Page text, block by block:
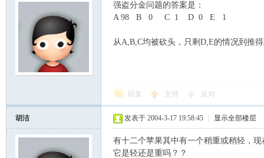
强盗分金问题的答案是：
A 98 B 0 C 1 D 0 E 1
从A,B,C均被砍头，只剩D,E的情况到推
回复 支持 反对
胡洁 发表于 2004-3-17 19:58:45 显示全部楼层
有十二个苹果其中有一个稍重或稍轻，
它是轻还是重吗？？